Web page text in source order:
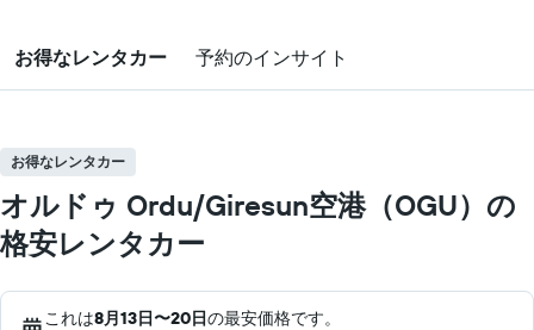
お得なレンタカー 予約のインサイト
お得なレンタカー
オルドゥ Ordu/Giresun空港（OGU）の
格安レンタカー
これは8月13日​〜20日の最安価格です。